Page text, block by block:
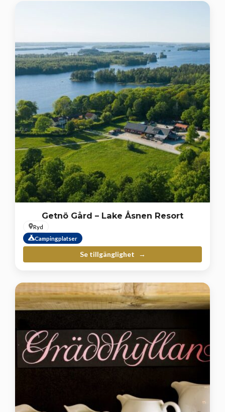
Getnö Gård – Lake Åsnen Resort
Ryd
Campingplatser
Se tillgänglighet